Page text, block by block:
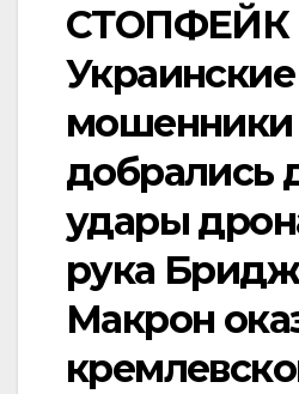
СТОПФЕЙК
Украинские
мошенники
добрались
удары
рука
Макрон